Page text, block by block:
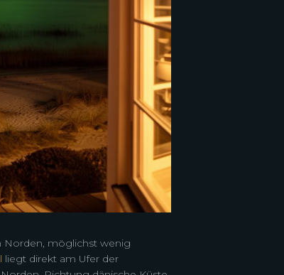
Norden, möglichst wenig
liegt direkt am Ufer der